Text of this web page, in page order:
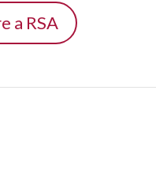
a RSA